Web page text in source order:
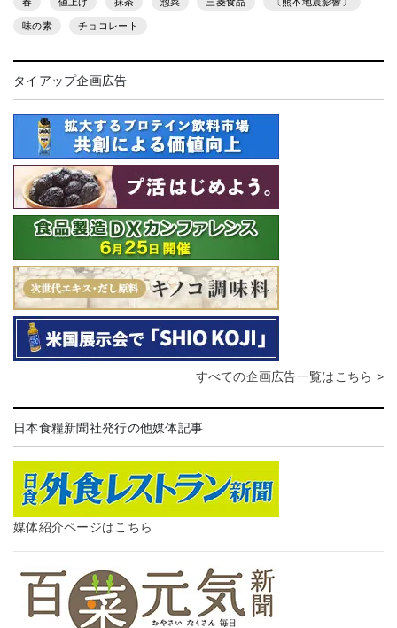
味の素 チョコレート
タイアップ企画広告
すべての企画広告一覧はこちら >
日本食糧新聞社発行の他媒体記事
媒体紹介ページはこちら